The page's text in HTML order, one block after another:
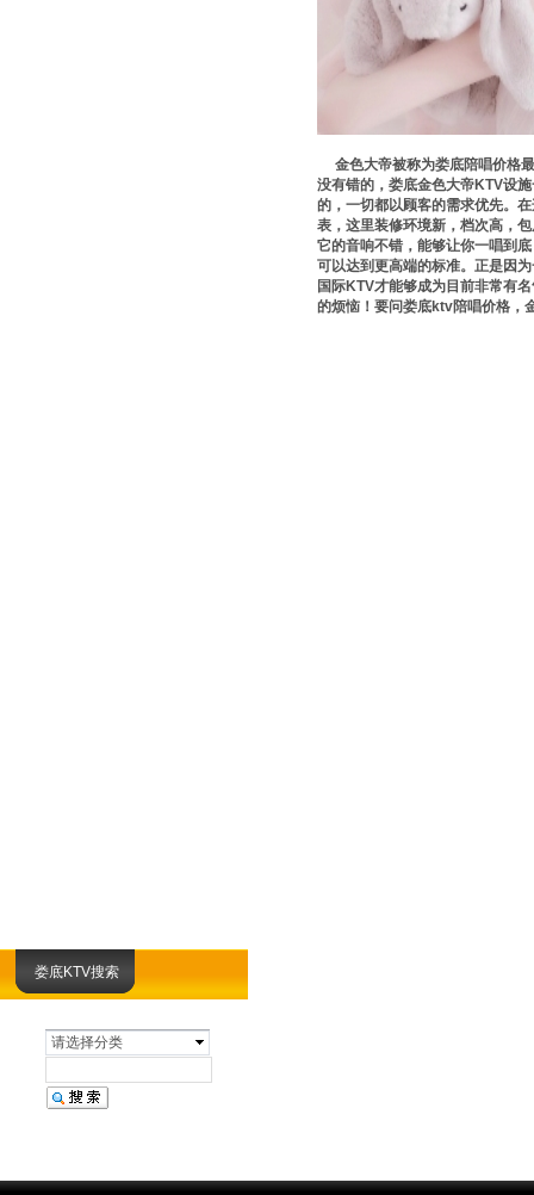
娄底KTV搜索
请选择分类
金色大帝被称为娄底陪唱价格
没有错的，娄底金色大帝KTV设
的，一切都以顾客的需求优先。
表，这里装修环境新，档次高，
它的音响不错，能够让你一唱到
可以达到更高端的标准。正是因
国际KTV才能够成为目前非常有
的烦恼！要问娄底ktv陪唱价格，